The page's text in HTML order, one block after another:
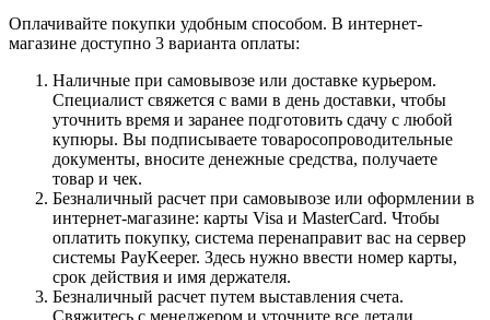
Оплачивайте покупки удобным способом. В интернет-
магазине доступно 3 варианта оплаты:
Наличные при самовывозе или доставке курьером.
Специалист свяжется с вами в день доставки, чтобы
уточнить время и заранее подготовить сдачу с любой
купюры. Вы подписываете товаросопроводительные
документы, вносите денежные средства, получаете
товар и чек.
Безналичный расчет при самовывозе или оформлении в
интернет-магазине: карты Visa и MasterCard. Чтобы
оплатить покупку, система перенаправит вас на сервер
системы PayKeeper. Здесь нужно ввести номер карты,
срок действия и имя держателя.
Безналичный расчет путем выставления счета.
Свяжитесь с менеджером и уточните все детали.